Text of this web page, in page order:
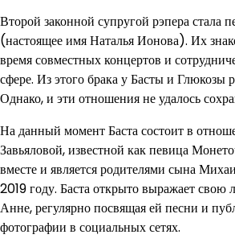
Второй законной супругой рэпера стала
(настоящее имя Наталья Ионова). Их
время совместных концертов и
сфере. Из этого брака у Басты и Глюкозы
Однако, и эти отношения не удалось
На данный момент Баста состоит в
Завьяловой, известной как певица
вместе и является родителями сына
2019 году. Баста открыто выражает свою
Анне, регулярно посвящая ей песни и
фотографии в социальных сетях.